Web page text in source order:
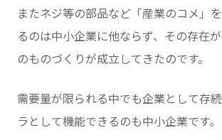
またネジ等の部品など「産業のコメ」
るのは中小企業に他ならず、その存在
のものづくりが成立してきたのです。
需要量が限られる中でも企業として存
ラとして機能できるのも中小企業です。